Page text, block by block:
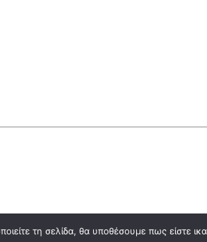
τη σελίδα, θα υποθέσουμε πως είστε